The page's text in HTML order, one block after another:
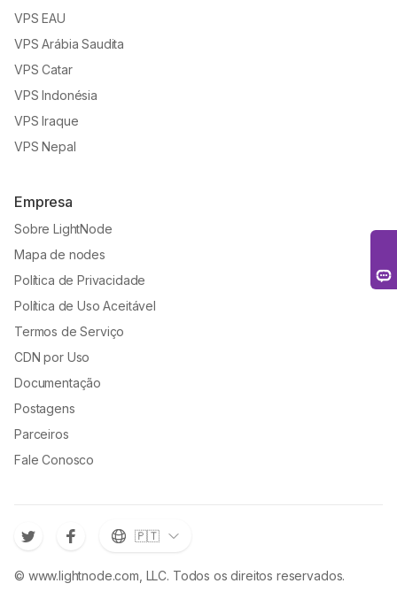
VPS EAU
VPS Arábia Saudita
VPS Catar
VPS Indonésia
VPS Iraque
VPS Nepal
Empresa
Sobre LightNode
Mapa de nodes
Política de Privacidade
Política de Uso Aceitável
Termos de Serviço
CDN por Uso
Documentação
Postagens
Parceiros
Fale Conosco
🇵🇹
© www.lightnode.com, LLC. Todos os direitos reservados.